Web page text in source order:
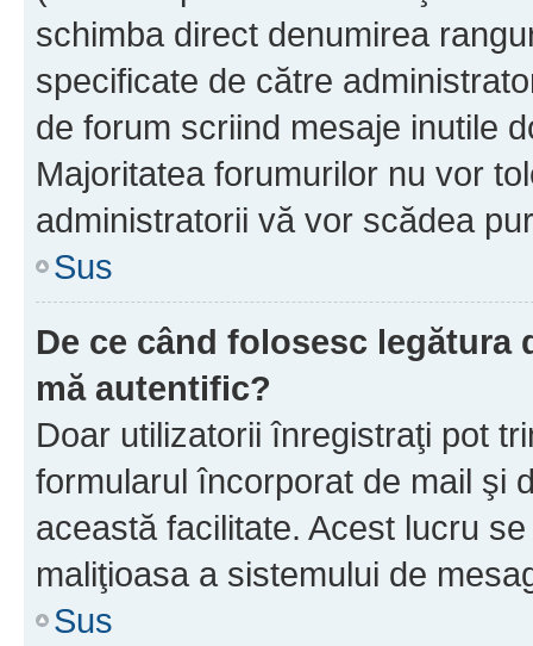
schimba direct denumirea
specificate de către
de forum scriind mesaje inutile
Majoritatea forumurilor nu vor
administratorii vă vor scădea
Sus
De ce când folosesc
mă autentific?
Doar utilizatorii înregistraţi pot
formularul încorporat de mail şi
această facilitate. Acest lucru
maliţioasa a sistemului de
Sus